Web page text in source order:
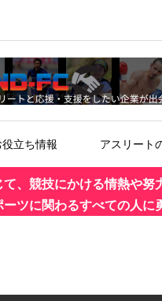
立ち情報 アスリート
、競技にかける情熱や
ツに関わるすべての人